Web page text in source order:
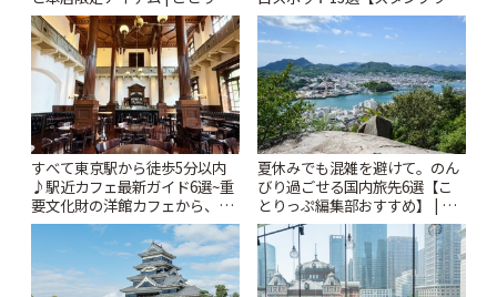
ぷ
ー開催中】 | ことりっぷ
すべて東京駅から徒歩5分以内
♪駅近カフェ最新ガイド6選~重
要文化財の洋館カフェから、改
札すぐのレトロ喫茶まで~ | こと
夏休みでも混雑を避けて。のん
びり過ごせる国内旅先6選【こ
とりっぷ編集部おすすめ】 | こ
とりっぷ